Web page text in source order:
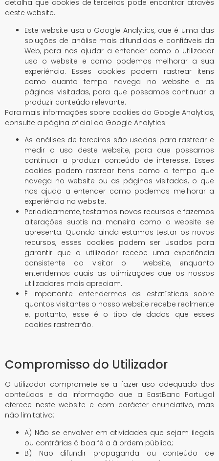
detalha que cookies de terceiros pode encontrar através
deste website.
Este website usa o Google Analytics, que é uma das
soluções de análise mais difundidas e confiáveis ​​da
Web, para nos ajudar a entender como o utilizador
usa o website e como podemos melhorar a sua
experiência. Esses cookies podem rastrear itens
como quanto tempo navega no website e as
páginas visitadas, para que possamos continuar a
produzir conteúdo relevante.
Para mais informações sobre cookies do Google Analytics,
consulte a página oficial do Google Analytics.
As análises de terceiros são usadas para rastrear e
medir o uso deste website, para que possamos
continuar a produzir conteúdo de interesse. Esses
cookies podem rastrear itens como o tempo que
navega no website ou as páginas visitadas, o que
nos ajuda a entender como podemos melhorar a
experiência no website.
Periodicamente, testamos novos recursos e fazemos
alterações subtis na maneira como o website se
apresenta. Quando ainda estamos testar os novos
recursos, esses cookies podem ser usados ​​para
garantir que o utilizador recebe uma experiência
consistente ao visitar o website, enquanto
entendemos quais as otimizações que os nossos
utilizadores mais apreciam.
É importante entendermos as estatísticas sobre
quantos visitantes o nosso website recebe realmente
e, portanto, esse é o tipo de dados que esses
cookies rastrearão.
Compromisso do Utilizador
O utilizador compromete-se a fazer uso adequado dos
conteúdos e da informação que a EastBanc Portugal
oferece neste website e com carácter enunciativo, mas
não limitativo:
A) Não se envolver em atividades que sejam ilegais
ou contrárias à boa fé a à ordem pública;
B) Não difundir propaganda ou conteúdo de